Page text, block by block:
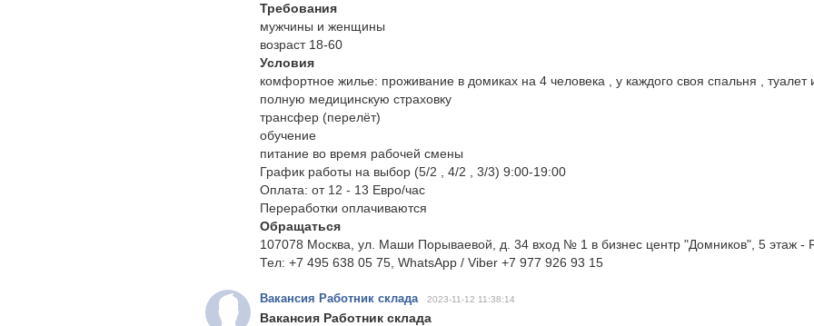
Требования
мужчины и женщины
возраст 18-60
Условия
комфортное жилье: проживание в домиках на 4 человека , у каждого своя спальня , туалет
полную медицинскую страховку
трансфер (перелёт)
обучение
питание во время рабочей смены
График работы на выбор (5/2 , 4/2 , 3/3) 9:00-19:00
Оплата: от 12 - 13 Евро/час
Переработки оплачиваются
Обращаться
107078 Москва, ул. Маши Порываевой, д. 34 вход № 1 в бизнес центр "Домников", 5 этаж -
Тел: +7 495 638 05 75, WhatsApp / Viber +7 977 926 93 15
Вакансия Работник склада 2023-11-12 11:38:14
Вакансия Работник склада